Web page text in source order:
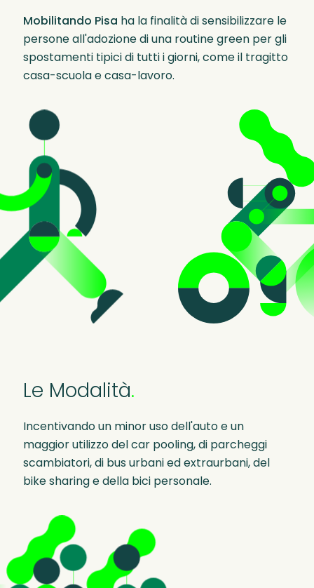
Mobilitando Pisa ha la finalità di sensibilizzare le
persone all'adozione di una routine green per gli
spostamenti tipici di tutti i giorni, come il tragitto
casa-scuola e casa-lavoro.
Le Modalità.
Incentivando un minor uso dell'auto e un
maggior utilizzo del car pooling, di parcheggi
scambiatori, di bus urbani ed extraurbani, del
bike sharing e della bici personale.